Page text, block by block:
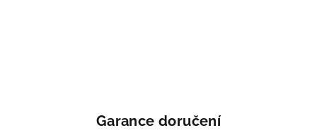
Garance doručení